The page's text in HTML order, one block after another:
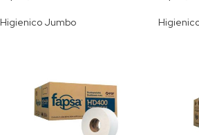
Higienico Jumbo